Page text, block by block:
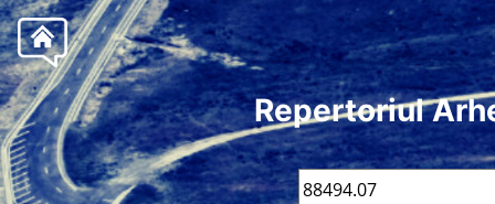
Repertoriul